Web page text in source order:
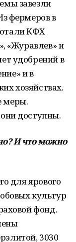
завезли
фермеров в
КФХ
«Журавлев» и
удобрений в
и в
хозяйствах.
меры.
доступны.
И что можно
для ярового
культур
фонд.
3030